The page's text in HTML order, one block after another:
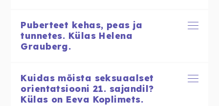
Puberteet kehas, peas ja
tunnetes. Külas Helena
Grauberg.
Kuidas mõista seksuaalset
orientatsiooni 21. sajandil?
Külas on Eeva Koplimets.